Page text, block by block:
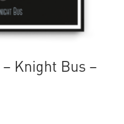
Knight Bus –